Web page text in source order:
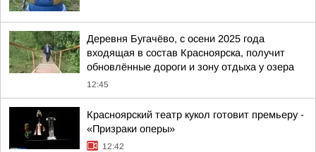
Деревня Бугачёво, с осени 2025 года
входящая в состав Красноярска, получит
обновлённые дороги и зону отдыха у озера
12:45
Красноярский театр кукол готовит премьеру -
«Призраки оперы»
12:42